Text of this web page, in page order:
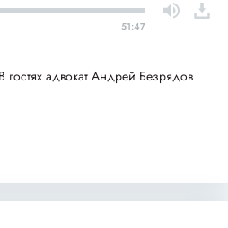
51:47
В гостях адвокат Андрей Безрядов